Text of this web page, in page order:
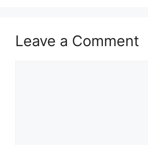
Leave a Comment